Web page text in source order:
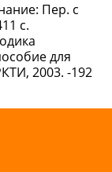
Пер. с
с.
для
2003. -192